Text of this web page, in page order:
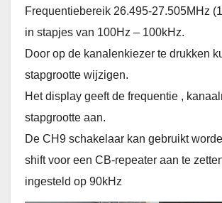
Frequentiebereik 26.495-27.505MHz
in stapjes van 100Hz – 100kHz.
Door op de kanalenkiezer te drukken
stapgrootte wijzigen.
Het display geeft de frequentie ,
stapgrootte aan.
De CH9 schakelaar kan gebruikt
shift voor een CB-repeater aan te
ingesteld op 90kHz